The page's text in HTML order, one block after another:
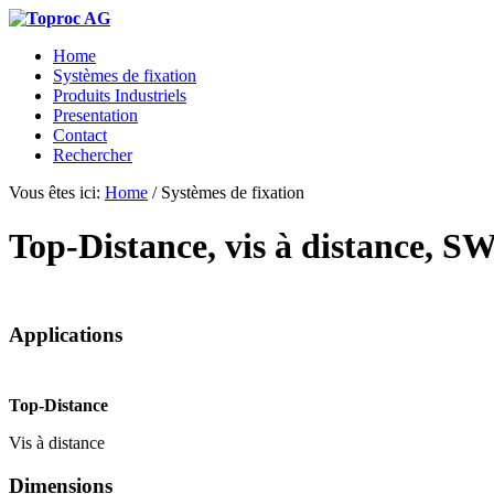
Home
Systèmes de fixation
Produits Industriels
Presentation
Contact
Rechercher
Vous êtes ici: Home / Systèmes de fixation
Top-Distance, vis à distance,
Applications
Top-Distance
Vis à distance
Dimensions